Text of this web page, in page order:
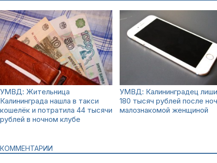
УМВД: Жительница
Калининграда нашла в такси
кошелёк и потратила 44 тысячи
рублей в ночном клубе
УМВД: Калининградец
180 тысяч рублей после
малознакомой женщиной
КОММЕНТАРИИ